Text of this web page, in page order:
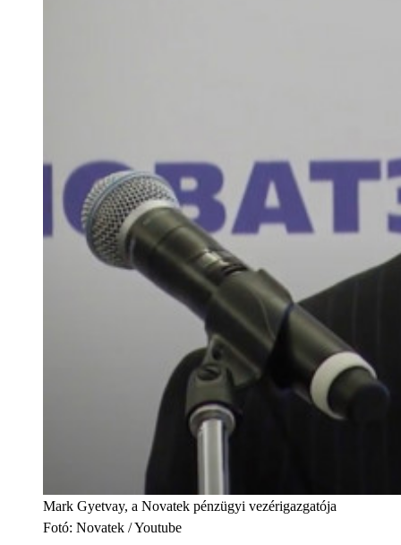
Mark Gyetvay, a Novatek pénzügyi vezérigazgatója
Fotó: Novatek / Youtube